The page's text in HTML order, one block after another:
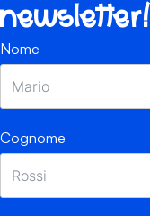
newsletter!
Nome
Cognome